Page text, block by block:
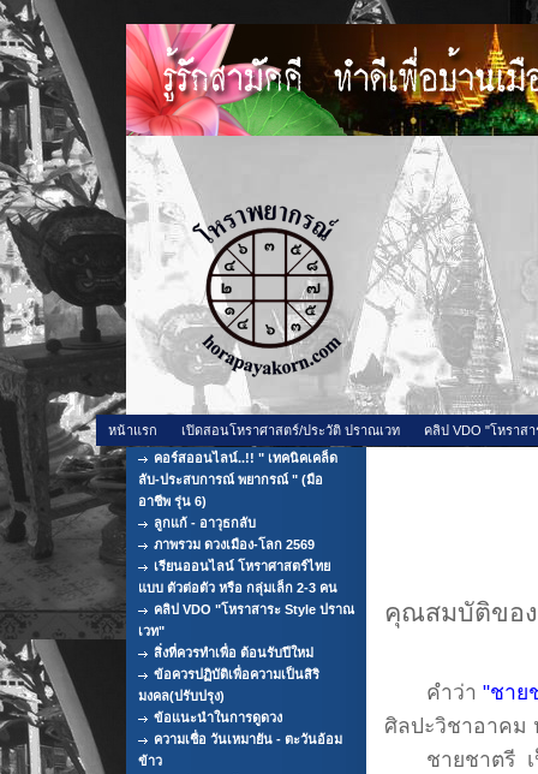
หน้าแรก เปิดสอนโหราศาสตร์/ประวัติ ปราณเวท
คลิป VDO "โหราส
คอร์สออนไลน์..!! " เทคนิคเคล็ด
ลับ-ประสบการณ์ พยากรณ์ " (มือ
อาชีพ รุ่น 6)
ลูกแก้ - อาวุธกลับ
ภาพรวม ดวงเมือง-โลก 2569
เรียนออนไลน์ โหราศาสตร์ไทย
แบบ ตัวต่อตัว หรือ กลุ่มเล็ก 2-3 คน
คลิป VDO "โหราสาระ Style ปราณ
เวท"
สิ่งที่ควรทำเพื่อ ต้อนรับปีใหม่
ข้อควรปฏิบัติเพื่อความเป็นสิริ
มงคล(ปรับปรุง)
ข้อแนะนำในการดูดวง
ความเชื่อ วันเหมายัน - ตะวันอ้อม
ข้าว
คุณสมบัติขอ
คำว่า "ชาย
ศิลปะวิชาอาคม
ชายชาตรี เป็